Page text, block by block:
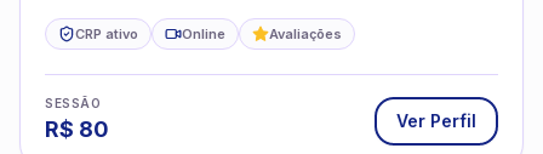
CRP ativo Online Avaliações
SESSÃO
R$ 80 Ver Perfil